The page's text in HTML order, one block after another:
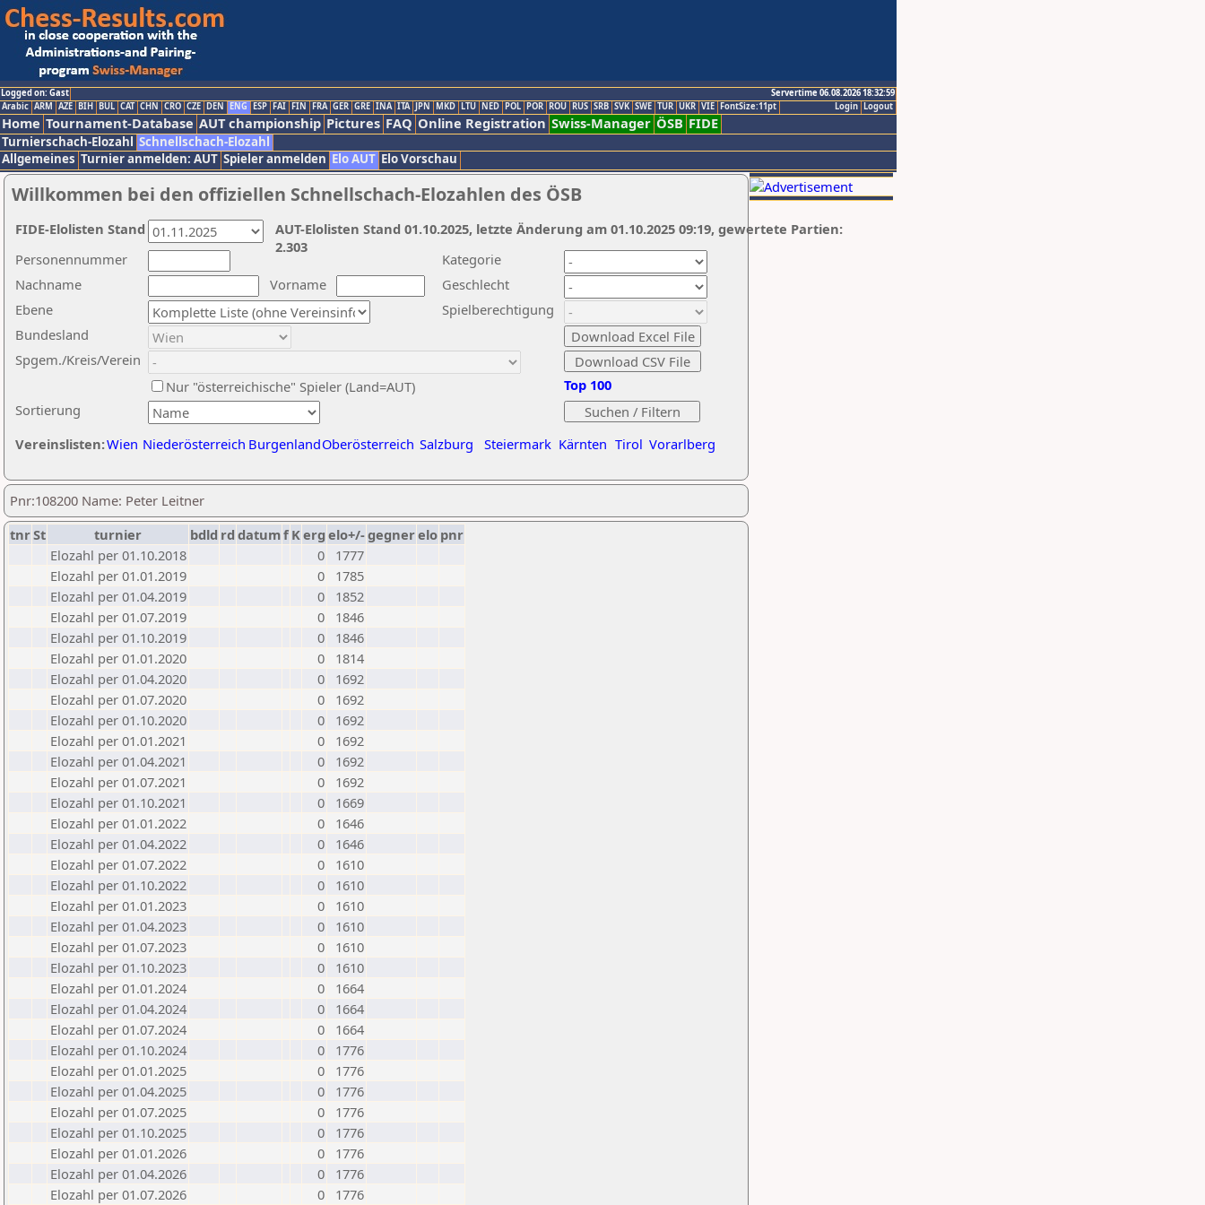
Logged on: Gast
Servertime 06.08.2026 18:32:59
Logout
Login
Arabic ARM AZE BIH BUL CAT CHN CRO CZE DEN ENG ESP FAI FIN FRA GER GRE INA ITA JPN MKD LTU NED POL POR ROU RUS SRB SVK SWE TUR UKR VIE FontSize:11pt
Home Tournament-Database AUT championship Pictures FAQ Online Registration Swiss-Manager ÖSB FIDE
Turnierschach-Elozahl Schnellschach-Elozahl
Allgemeines Turnier anmelden: AUT Spieler anmelden Elo AUT Elo Vorschau
Willkommen bei den offiziellen Schnellschach-Elozahlen des ÖSB
Nachname
Vorname
Ebene
Kategorie
Sortierung
Personennummer
Bundesland
Spgem./Kreis/Verein
Geschlecht
Nur "österreichische" Spieler (Land=AUT)
Spielberechtigung
Vereinslisten:Wien Niederösterreich BurgenlandOberösterreich Salzburg Steiermark Kärnten Tirol Vorarlberg
Top 100
AUT-Elolisten Stand 01.10.2025, letzte Änderung am 01.10.2025 09:19, gewertete Partien:
2.303
FIDE-Elolisten Stand
Pnr:108200 Name: Peter Leitner
tnrSt turnier bdld rd datumf Kerg elo+/-gegnerelo pnr
Elozahl per 01.10.2018
0
1777
Elozahl per 01.01.2019
0
1785
Elozahl per 01.04.2019
0
1852
Elozahl per 01.07.2019
0
1846
Elozahl per 01.10.2019
0
1846
Elozahl per 01.01.2020
0
1814
Elozahl per 01.04.2020
0
1692
Elozahl per 01.07.2020
0
1692
Elozahl per 01.10.2020
0
1692
Elozahl per 01.01.2021
0
1692
Elozahl per 01.04.2021
0
1692
Elozahl per 01.07.2021
0
1692
Elozahl per 01.10.2021
0
1669
Elozahl per 01.01.2022
0
1646
Elozahl per 01.04.2022
0
1646
Elozahl per 01.07.2022
0
1610
Elozahl per 01.10.2022
0
1610
Elozahl per 01.01.2023
0
1610
Elozahl per 01.04.2023
0
1610
Elozahl per 01.07.2023
0
1610
Elozahl per 01.10.2023
0
1610
Elozahl per 01.01.2024
0
1664
Elozahl per 01.04.2024
0
1664
Elozahl per 01.07.2024
0
1664
Elozahl per 01.10.2024
0
1776
Elozahl per 01.01.2025
0
1776
Elozahl per 01.04.2025
0
1776
Elozahl per 01.07.2025
0
1776
Elozahl per 01.10.2025
0
1776
Elozahl per 01.01.2026
0
1776
Elozahl per 01.04.2026
0
1776
Elozahl per 01.07.2026
0 1776